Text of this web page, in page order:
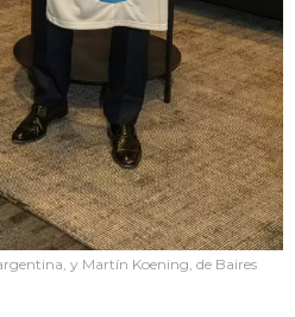
y Martín Koening, de Baires